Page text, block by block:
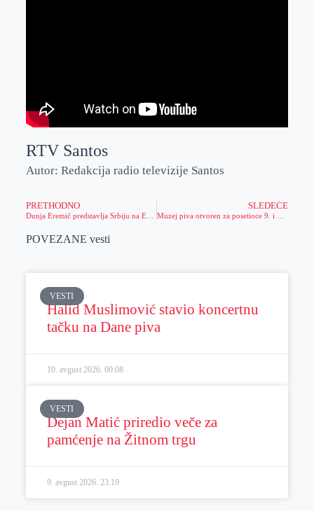
RTV Santos
Autor: Redakcija radio televizije Santos
PRETHODNO
Dunja Eremić predstavlja Srbiju na Evropskom prvenstvu za atletičarke do 20 godina
SLEDEĆE
POVEZANE vesti
VESTI
Halid Muslimović stavio koncertnu
tačku na Dane piva
10. avgust 2026. 00:08
VESTI
Dejan Matić priredio veče za
pamćenje na Žitnom trgu
9. avgust 2026. 23:19